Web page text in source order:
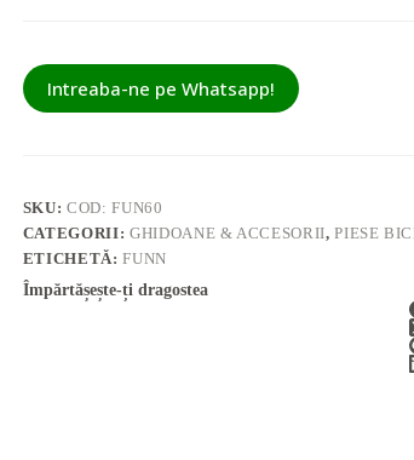
Intreaba-ne pe Whatsapp!
SKU:COD: FUN60
CATEGORII: GHIDOANE & ACCESORII,PIESE
ETICHETĂ:FUNN
Împărtășește-ți dragostea